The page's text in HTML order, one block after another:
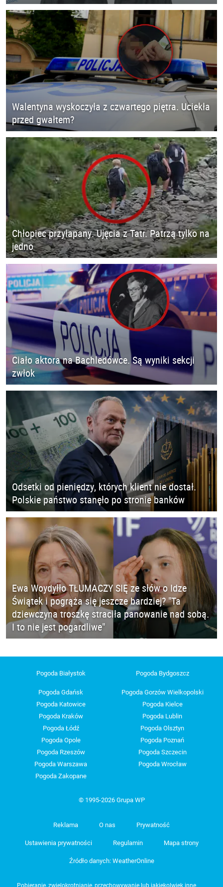
Walentyna wyskoczyła z czwartego piętra. Uciekła
przed gwałtem?
Chłopiec przyłapany. Ujęcia z Tatr. Patrzą tylko na
jedno
Ciało aktora na Bachledówce. Są wyniki sekcji
zwłok
Odsetki od pieniędzy, których klient nie dostał.
Polskie państwo stanęło po stronie banków
Ewa Woydyłło TŁUMACZY SIĘ ze słów o Idze
Świątek i pogrąża się jeszcze bardziej? "Ta
dziewczyna troszkę straciła panowanie nad sobą.
I to nie jest pogardliwe"
Pogoda Białystok Pogoda Bydgoszcz
Pogoda Gdańsk
Pogoda Gorzów Wielkopolski
Pogoda Katowice
Pogoda Kielce
Pogoda Kraków
Pogoda Lublin
Pogoda Łódź
Pogoda Olsztyn
Pogoda Opole
Pogoda Poznań
Pogoda Rzeszów
Pogoda Szczecin
Pogoda Warszawa
Pogoda Wrocław
Pogoda Zakopane
© 1995-2026 Grupa WP
Reklama O nas Prywatność
Ustawienia prywatności Regulamin Mapa strony
Źródło danych: WeatherOnline
Pobieranie, zwielokrotnianie, przechowywanie lub jakiekolwiek inne